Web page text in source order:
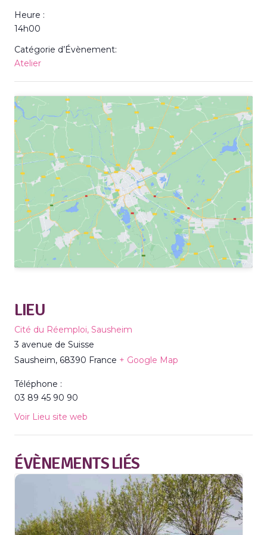
Heure :
14h00
Catégorie d’Évènement:
Atelier
LIEU
Cité du Réemploi, Sausheim
3 avenue de Suisse
Sausheim, 68390 France + Google Map
Téléphone :
03 89 45 90 90
Voir Lieu site web
ÉVÈNEMENTS LIÉS